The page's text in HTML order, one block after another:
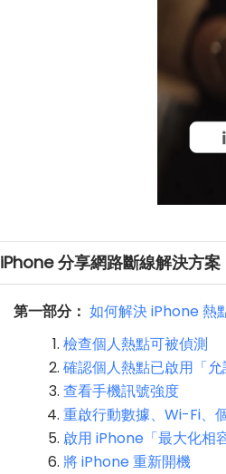
iPhone 分享網路斷線解決方案
第一部分： 如何解決 iPhone 熱
檢查個人熱點可被偵測
確認個人熱點已啟用「允
查看手機訊號強度
重啟行動數據、Wi-Fi、
啟用 iPhone「最大化相
將 iPhone 重新開機